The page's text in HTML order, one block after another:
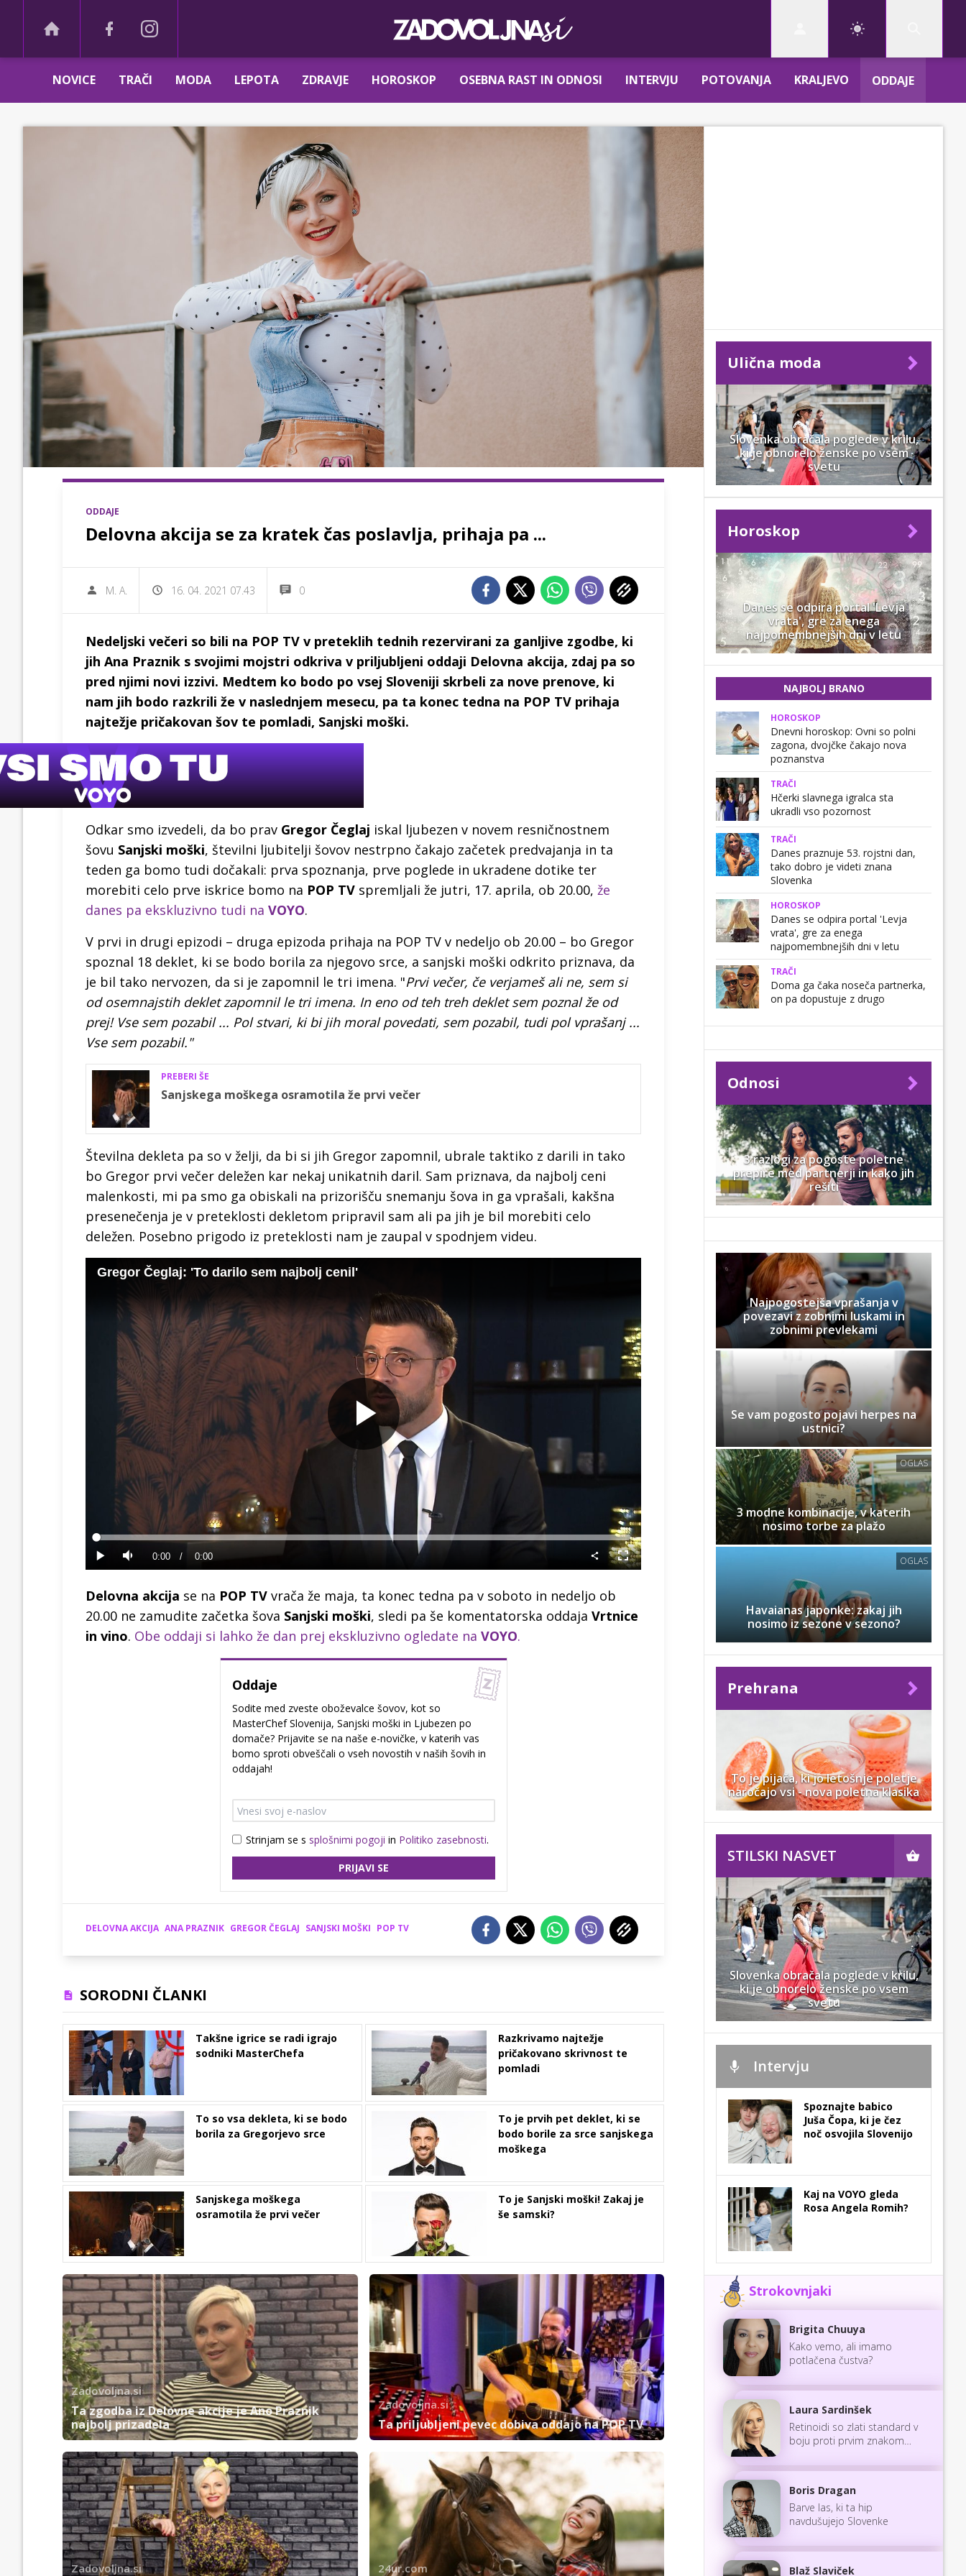
NOVICE TRAČI MODA LEPOTA ZDRAVJE HOROSKOP OSEBNA RAST IN ODNOSI INTERVJU POTOVANJA KRALJEVO ODDAJE
ODDAJE
Delovna akcija se za kratek čas poslavlja, prihaja pa ...
M. A. 16. 04. 2021 07.43 0
Nedeljski večeri so bili na POP TV v preteklih tednih rezervirani za ganljive zgodbe, ki
jih Ana Praznik s svojimi mojstri odkriva v priljubljeni oddaji Delovna akcija, zdaj pa so
pred njimi novi izzivi. Medtem ko bodo po vsej Sloveniji skrbeli za nove prenove, ki
nam jih bodo razkrili že v naslednjem mesecu, pa ta konec tedna na POP TV prihaja
najtežje pričakovan šov te pomladi, Sanjski moški.
Odkar smo izvedeli, da bo prav Gregor Čeglaj iskal ljubezen v novem resničnostnem
šovu Sanjski moški, številni ljubitelji šovov nestrpno čakajo začetek predvajanja in ta
teden ga bomo tudi dočakali: prva spoznanja, prve poglede in ukradene dotike ter
morebiti celo prve iskrice bomo na POP TV spremljali že jutri, 17. aprila, ob 20.00, že
danes pa ekskluzivno tudi na VOYO.
V prvi in drugi epizodi – druga epizoda prihaja na POP TV v nedeljo ob 20.00 – bo Gregor
spoznal 18 deklet, ki se bodo borila za njegovo srce, a sanjski moški odkrito priznava, da
je bil tako nervozen, da si je zapomnil le tri imena. "Prvi večer, če verjameš ali ne, sem si
od osemnajstih deklet zapomnil le tri imena. In eno od teh treh deklet sem poznal že od
prej! Vse sem pozabil ... Pol stvari, ki bi jih moral povedati, sem pozabil, tudi pol vprašanj ...
Vse sem pozabil."
PREBERI ŠE
Sanjskega moškega osramotila že prvi večer
Številna dekleta pa so v želji, da bi si jih Gregor zapomnil, ubrale taktiko z darili in tako
bo Gregor prvi večer deležen kar nekaj unikatnih daril. Sam priznava, da najbolj ceni
malenkosti, mi pa smo ga obiskali na prizorišču snemanju šova in ga vprašali, kakšna
presenečenja je v preteklosti dekletom pripravil sam ali pa jih je bil morebiti celo
deležen. Posebno prigodo iz preteklosti nam je zaupal v spodnjem videu.
Gregor Čeglaj: 'To darilo sem najbolj cenil'
Predvajaj
PredvajajTiho Current
0:00 / Duration
0:00
Loaded:
0%
Celozaslonski
način
Delovna akcija se na POP TV vrača že maja, ta konec tedna pa v soboto in nedeljo ob
20.00 ne zamudite začetka šova Sanjski moški, sledi pa še komentatorska oddaja Vrtnice
in vino. Obe oddaji si lahko že dan prej ekskluzivno ogledate na VOYO.
Oddaje
Sodite med zveste oboževalce šovov, kot so
MasterChef Slovenija, Sanjski moški in Ljubezen po
domače? Prijavite se na naše e-novičke, v katerih vas
bomo sproti obveščali o vseh novostih v naših šovih in
oddajah!
Strinjam se s splošnimi pogoji in Politiko zasebnosti.
PRIJAVI SE
DELOVNA AKCIJA ANA PRAZNIK GREGOR ČEGLAJ SANJSKI MOŠKI POP TV
SORODNI ČLANKI
Takšne igrice se radi igrajo
sodniki MasterChefa
Razkrivamo najtežje
pričakovano skrivnost te
pomladi
To so vsa dekleta, ki se bodo
borila za Gregorjevo srce
To je prvih pet deklet, ki se
bodo borile za srce sanjskega
moškega
Sanjskega moškega
osramotila že prvi večer
To je Sanjski moški! Zakaj je
še samski?
Zadovoljna.si
Ta zgodba iz Delovne akcije je Ano Praznik
najbolj prizadela
Zadovoljna.si
Ta priljubljeni pevec dobiva oddajo na POP TV
Zadovoljna.si 24ur.com
Ulična moda
Slovenka obračala poglede v krilu,
ki je obnorelo ženske po vsem
svetu
Horoskop
Danes se odpira portal 'Levja
vrata', gre za enega
najpomembnejših dni v letu
NAJBOLJ BRANO
HOROSKOP
Dnevni horoskop: Ovni so polni
zagona, dvojčke čakajo nova
poznanstva
TRAČI
Hčerki slavnega igralca sta
ukradli vso pozornost
TRAČI
Danes praznuje 53. rojstni dan,
tako dobro je videti znana
Slovenka
HOROSKOP
Danes se odpira portal 'Levja
vrata', gre za enega
najpomembnejših dni v letu
TRAČI
Doma ga čaka noseča partnerka,
on pa dopustuje z drugo
Odnosi
3 razlogi za pogoste poletne
prepire med partnerji in kako jih
rešiti
Najpogostejša vprašanja v
povezavi z zobnimi luskami in
zobnimi prevlekami
Se vam pogosto pojavi herpes na
ustnici?
OGLAS
3 modne kombinacije, v katerih
nosimo torbe za plažo
OGLAS
Havaianas japonke: zakaj jih
nosimo iz sezone v sezono?
Prehrana
To je pijača, ki jo letošnje poletje
naročajo vsi - nova poletna klasika
STILSKI NASVET
Slovenka obračala poglede v krilu,
ki je obnorelo ženske po vsem
svetu
Intervju
Spoznajte babico
Juša Čopa, ki je čez
noč osvojila Slovenijo
Kaj na VOYO gleda
Rosa Angela Romih?
Strokovnjaki
Brigita Chuuya
Kako vemo, ali imamo
potlačena čustva?
Laura Sardinšek
Retinoidi so zlati standard v
boju proti prvim znakom
Boris Dragan
Barve las, ki ta hip
navdušujejo Slovenke
Blaž Slaviček